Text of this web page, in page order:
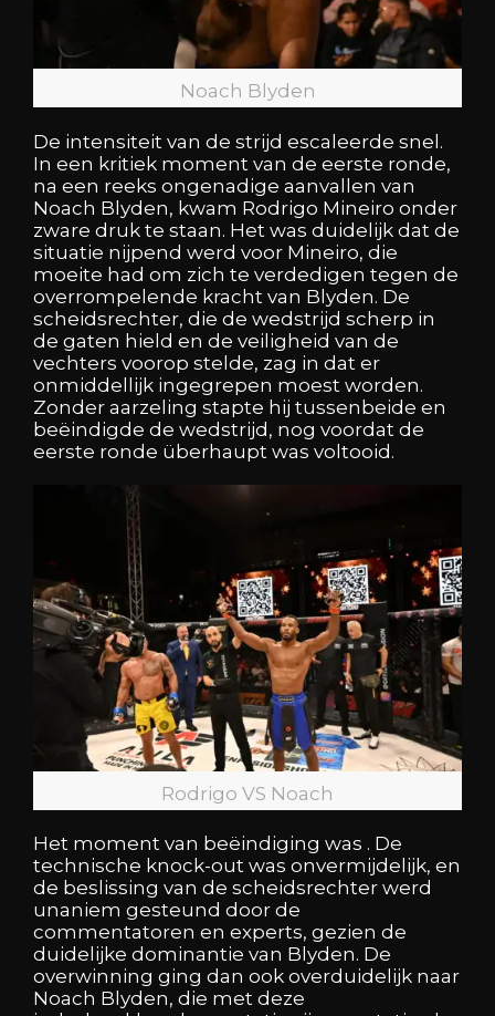
Noach Blyden
De intensiteit van de strijd escaleerde snel.
In een kritiek moment van de eerste ronde,
na een reeks ongenadige aanvallen van
Noach Blyden, kwam Rodrigo Mineiro onder
zware druk te staan. Het was duidelijk dat de
situatie nijpend werd voor Mineiro, die
moeite had om zich te verdedigen tegen de
overrompelende kracht van Blyden. De
scheidsrechter, die de wedstrijd scherp in
de gaten hield en de veiligheid van de
vechters voorop stelde, zag in dat er
onmiddellijk ingegrepen moest worden.
Zonder aarzeling stapte hij tussenbeide en
beëindigde de wedstrijd, nog voordat de
eerste ronde überhaupt was voltooid.
Rodrigo VS Noach
Het moment van beëindiging was . De
technische knock-out was onvermijdelijk, en
de beslissing van de scheidsrechter werd
unaniem gesteund door de
commentatoren en experts, gezien de
duidelijke dominantie van Blyden. De
overwinning ging dan ook overduidelijk naar
Noach Blyden, die met deze